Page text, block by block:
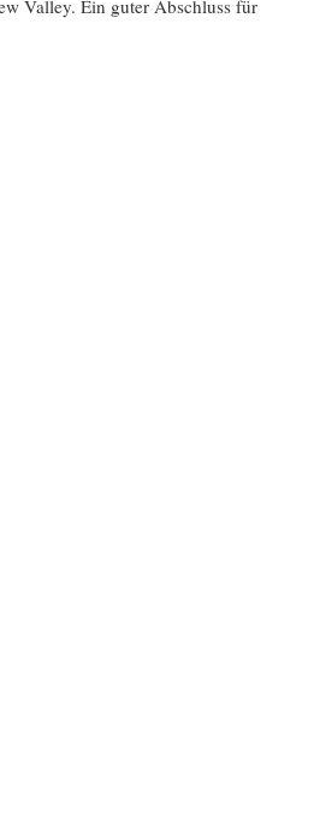
Val­ley. Ein guter Abschluss für